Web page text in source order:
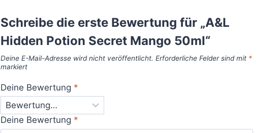
Schreibe die erste Bewertung für „A&L
Hidden Potion Secret Mango 50ml“
Deine E-Mail-Adresse wird nicht veröffentlicht. Erforderliche Felder sind mit *
markiert
Deine Bewertung *
Deine Bewertung *